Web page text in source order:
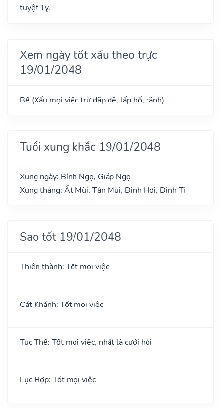
tuyệt Tỵ.
Xem ngày tốt xấu theo trực
19/01/2048
Bế (Xấu mọi việc trừ đắp đê, lấp hố, rãnh)
Tuổi xung khắc 19/01/2048
Xung ngày: Bính Ngọ, Giáp Ngọ
Xung tháng: Ất Mùi, Tân Mùi, Đinh Hợi, Đinh Tị
Sao tốt 19/01/2048
Thiên thành: Tốt mọi việc
Cát Khánh: Tốt mọi việc
Tục Thế: Tốt mọi việc, nhất là cưới hỏi
Lục Hợp: Tốt mọi việc